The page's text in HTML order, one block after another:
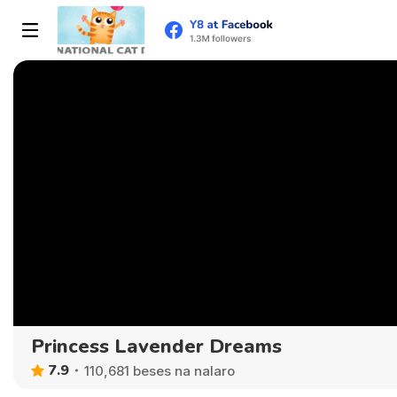
Princess Lavender Dreams
7.9 110,681 beses na nalaro